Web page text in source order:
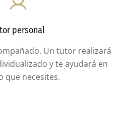
personal
Un tutor realizará
y te ayudará en
que necesites.